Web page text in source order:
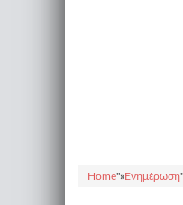
Home"»Ενημέρωση